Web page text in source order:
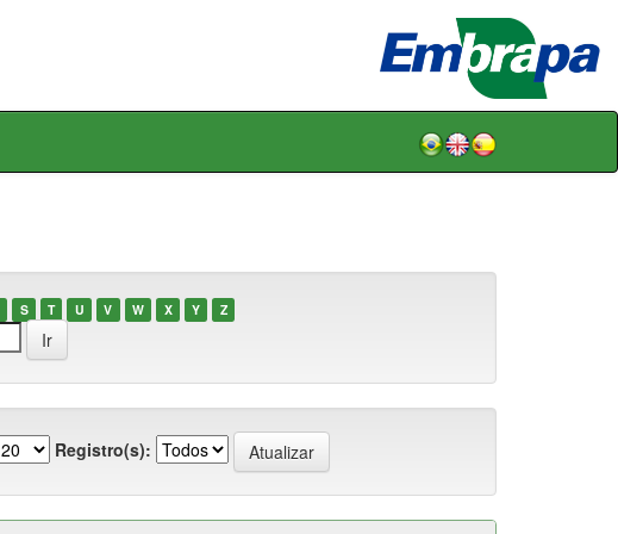
S T U V W X Y Z
Registro(s):